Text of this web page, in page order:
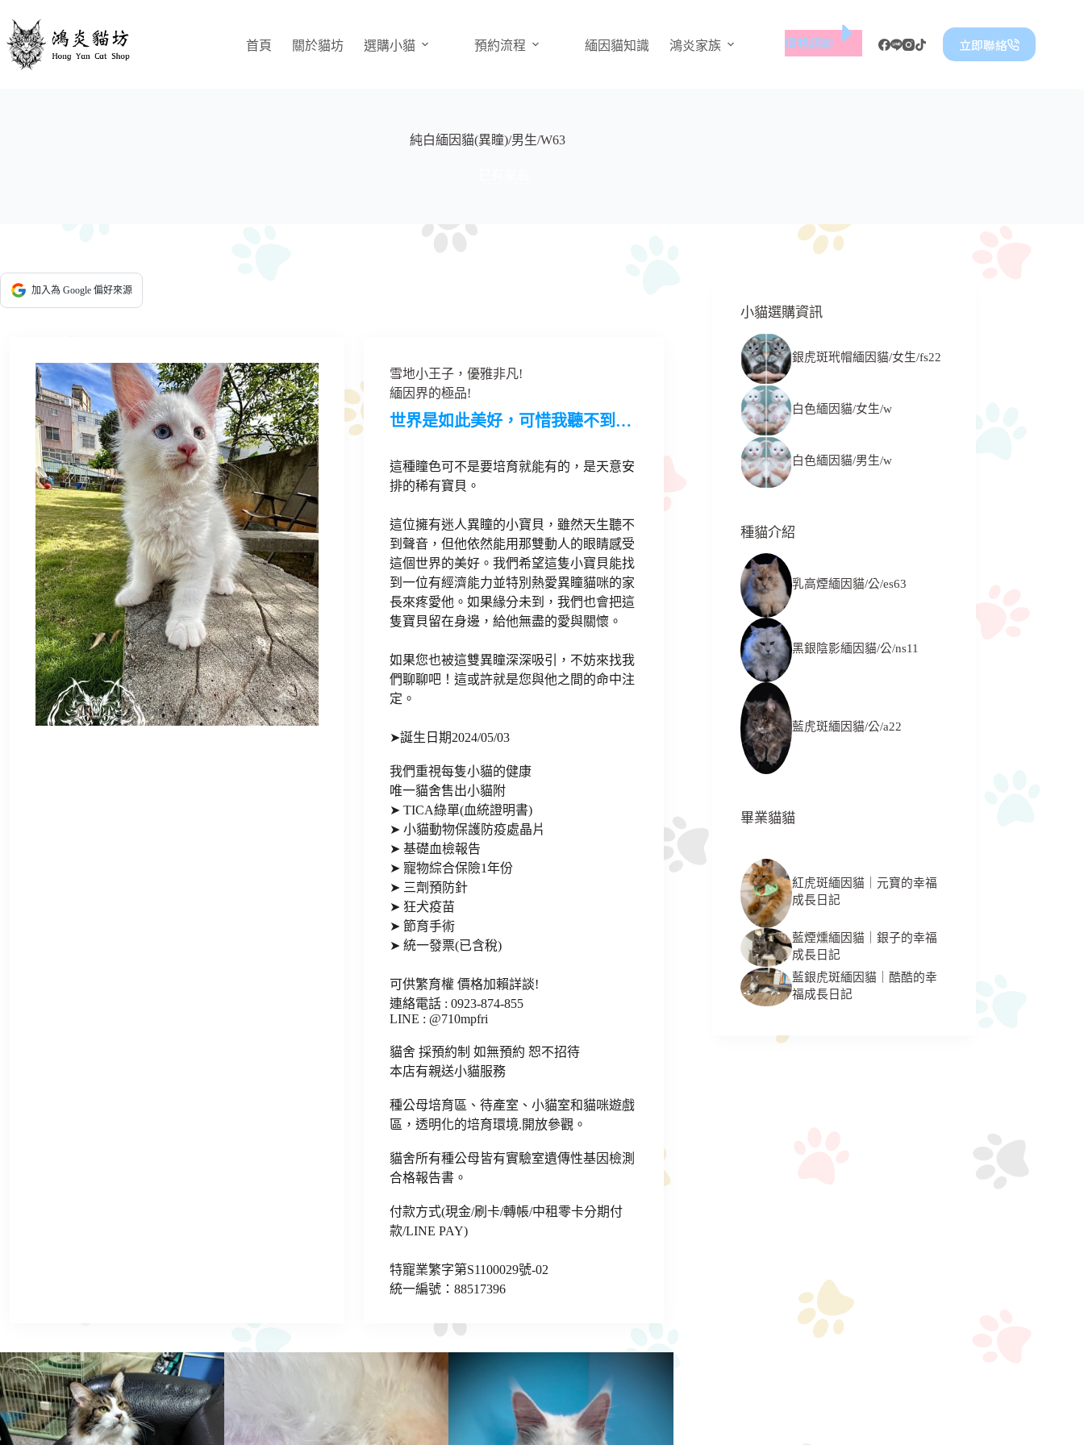
主
首頁 關於貓坊 選購小貓 預約流程 緬因貓知識 鴻炎家族 價格諮詢 立即聯絡
純白緬因貓(異瞳)/男生/W63
加入為 Google 偏好來源
雪地小王子，優雅非凡!
緬因界的極品!
世界是如此美好，可惜我聽不到…
這種瞳色可不是要培育就能有的，是天意安
排的稀有寶貝。
這位擁有迷人異瞳的小寶貝，雖然天生聽不
到聲音，但他依然能用那雙動人的眼睛感受
這個世界的美好。我們希望這隻小寶貝能找
到一位有經濟能力並特別熱愛異瞳貓咪的家
長來疼愛他。如果緣分未到，我們也會把這
隻寶貝留在身邊，給他無盡的愛與關懷。
如果您也被這雙異瞳深深吸引，不妨來找我
們聊聊吧！這或許就是您與他之間的命中注
定。
➤誕生日期2024/05/03
我們重視每隻小貓的健康
唯一貓舍售出小貓附
➤ TICA綠單(血統證明書)
➤ 小貓動物保護防疫處晶片
➤ 基礎血檢報告
➤ 寵物綜合保險1年份
➤ 三劑預防針
➤ 狂犬疫苗
➤ 節育手術
➤ 統一發票(已含稅)
可供繁育權 價格加賴詳談!
連絡電話 : 0923-874-855
LINE : @710mpfri
貓舍 採預約制 如無預約 恕不招待
本店有親送小貓服務
種公母培育區、待產室、小貓室和貓咪遊戲
區，透明化的培育環境.開放參觀。
貓舍所有種公母皆有實驗室遺傳性基因檢測
合格報告書。
付款方式(現金/刷卡/轉帳/中租零卡分期付
款/LINE PAY)
特寵業繁字第S1100029號-02
統一編號：88517396
小貓選購資訊
銀虎斑玳帽緬因貓/女生/fs22
白色緬因貓/女生/w
白色緬因貓/男生/w
種貓介紹
乳高煙緬因貓/公/es63
黑銀陰影緬因貓/公/ns11
藍虎斑緬因貓/公/a22
畢業貓貓
紅虎斑緬因貓｜元寶的幸福
成長日記
藍煙燻緬因貓｜銀子的幸福
成長日記
藍銀虎斑緬因貓｜酷酷的幸
福成長日記